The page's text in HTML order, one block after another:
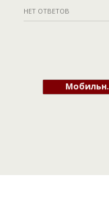
НЕТ ОТВЕТОВ
Мобильн.